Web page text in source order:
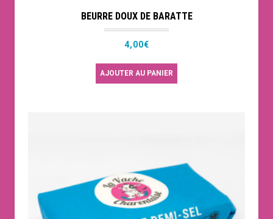
BEURRE DOUX DE BARATTE
4,00€
AJOUTER AU PANIER